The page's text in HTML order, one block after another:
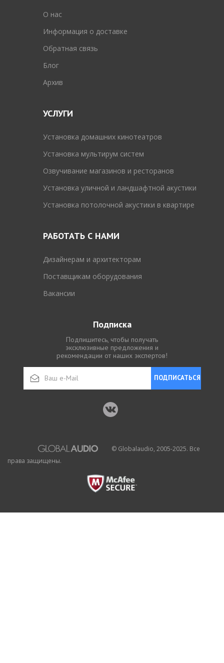
O нас
Информация о доставке
Обратная связь
Блог
Архив
УСЛУГИ
Установка домашних кинотеатров
Установка мультирум систем
Озвучивание магазинов и ресторанов
Установка уличной и ландшафтной акустики
Установка потолочной акустики в квартире
РАБОТАТЬ С НАМИ
Дизайнерам и архитекторам
Поставщикам оборудования
Вакансии
Подписка
Подпишитесь, чтобы получать
эксклюзивные предложения и
рекомендации от наших экспертов!
ПОДПИСАТЬСЯ
© Globalaudio, 2005-2025. Все
права защищены.